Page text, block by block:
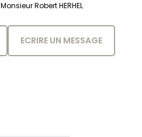
Monsieur Robert HERHEL
ECRIRE UN MESSAGE